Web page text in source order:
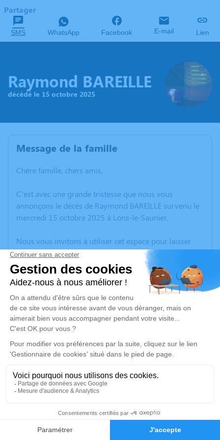
Faire-part Hommages
Partager
SMS WhatsApp Facebook E-mail Lien
Raymond BAREILLE
décédé le 15 octobre 2025
Message de la famille
Chère famille, chers amis,
C’est avec une grande tristesse que nous vous
annonçons le décès de Raymond BAREILLE survenu le
mercredi 15 octobre 2025 à Lons-le-Saunier.
Nous vous invitons à utiliser cet espace pour laisser
vos condoléances, partager des photos souvenirs, une
anecdote ou exprimer vos pensées à travers des
poèmes ou des textes. Cet endroit est un lieu
d'expression dédié à honorer la mémoire de Raymond
BAREILLE.
Un service de plantation d’arbre hommage est
disponible ici.
Je rends hommage
Cérémonie
salle des fetes de sens sur seille
71330 Sens sur Seille